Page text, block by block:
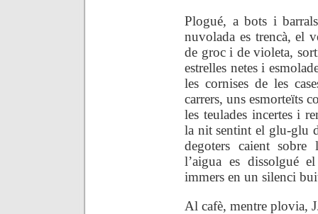
Plogué, a bots i
nuvolada es trencà, el
de groc i de violeta,
estrelles netes i
les cornises de les
carrers, uns esmorteïts
les teulades incertes i
la nit sentint el glu-glu
degoters caient sobre
l’aigua es dissolgué
immers en un silenci
Al cafè, mentre plovia,